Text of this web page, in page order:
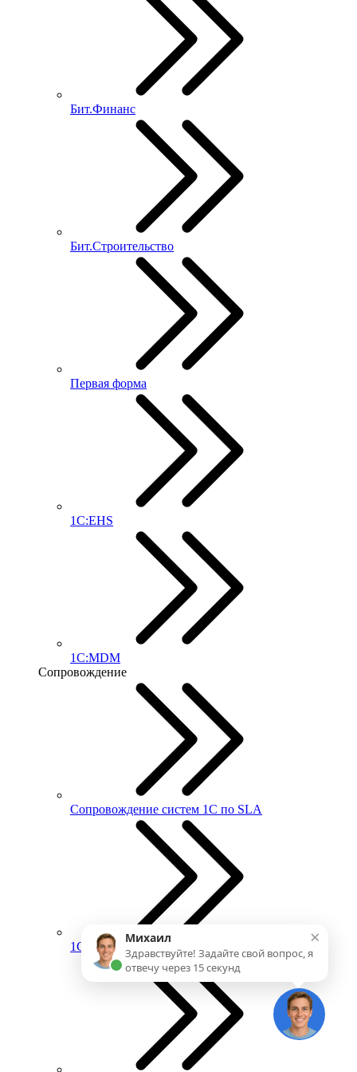
Бит.Финанс
Бит.Строительство
Первая форма
1С:EHS
1С:MDM
Сопровождение
Сопровождение систем 1С по SLA
1С:ИТС ×
Михаил
Здравствуйте! Задайте свой вопрос, я
отвечу через 15 секунд